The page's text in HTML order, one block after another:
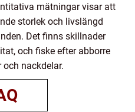
mätningar visar att
storlek och livslängd
Det finns skillnader
och fiske efter abborre
nackdelar.